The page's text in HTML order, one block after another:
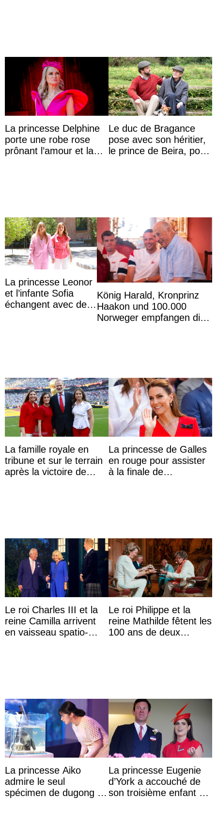
La princesse Delphine
porte une robe rose
prônant l’amour et la
Le duc de Bragance
pose avec son héritier,
le prince de Beira, pour
La princesse Leonor
et l’infante Sofia
échangent avec des
König Harald, Kronprinz
Haakon und 100.000
Norweger empfangen die
La famille royale en
tribune et sur le terrain
après la victoire de
La princesse de Galles
en rouge pour assister
à la finale de
Le roi Charles III et la
reine Camilla arrivent
en vaisseau spatio-
Le roi Philippe et la
reine Mathilde fêtent les
100 ans de deux
La princesse Aiko
admire le seul
spécimen de dugong en
La princesse Eugenie
d’York a accouché de
son troisième enfant et